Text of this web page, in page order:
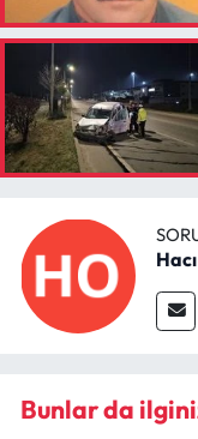
Bunlar da
Turizm
Uğurludağ
Yaşam
Yemek
Yerel Haberler